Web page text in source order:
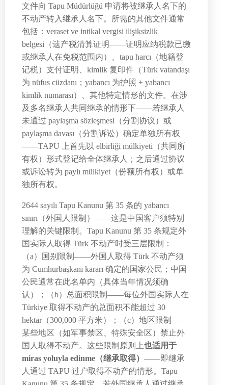
文件向 Tapu Müdürlüğü 申请将被继承人名下的
不动产转入继承人名下。所需的其他文件通常
包括：veraset ve intikal vergisi ilişiksizlik
belgesi（遗产税清算证明——证明应纳税款已缴
或继承人在免税范围内）、tapu harcı（地籍登
记税）支付证明、kimlik 复印件（Türk vatandaşı
为 nüfus cüzdanı；yabancı 为护照 + yabancı
kimlik numarası）、其他特定情形的文件。在涉
及多名继承人共同继承的情形下——若继承人
未通过 paylaşma sözleşmesi（分割协议）或
paylaşma davası（分割诉讼）确定单独所有权
——TAPU 上首先以 elbirliği mülkiyeti（共同所
有权）形式登记给全体继承人；之后通过协议
或诉讼转为 paylı mülkiyet（份额所有权）或单
独所有权。
2644 sayılı Tapu Kanunu 第 35 条的 yabancı
sınırı（外国人限制）——这是中国客户须特别
理解的关键限制。Tapu Kanunu 第 35 条规定外
国实际人取得 Türk 不动产时受三层限制：
（a）国别限制——外国人取得 Türk 不动产须
为 Cumhurbaşkanı kararı 确定的国家公民；中国
公民通常在此名单内（具体当年情况须确
认）；（b）总面积限制——每位外国实际人在
Türkiye 取得不动产的总面积不能超过 30
hektar（300,000 平方米）；（c）地区限制——
某些地区（如军事禁区、特殊安全区）禁止外
国人取得不动产。这些限制原则上也适用于
miras yoluyla edinme（继承取得） ——即继承
人通过 TAPU 过户取得不动产的情形。Tapu